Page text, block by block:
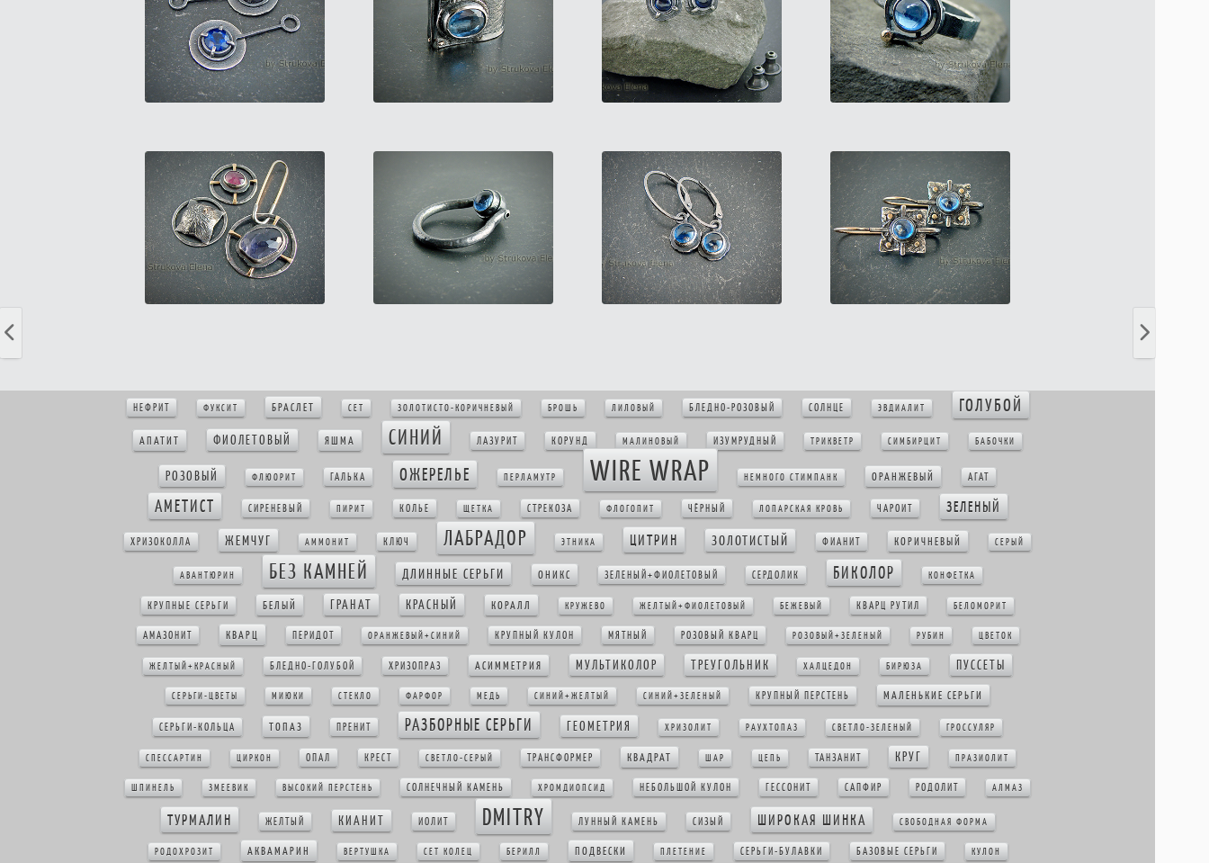
НЕФРИТ ФУКСИТ БРАСЛЕТ СЕТ ЗОЛОТИСТО-КОРИЧНЕВЫЙ БРОШЬ ЛИЛОВЫЙ БЛЕДНО-РОЗОВЫЙ СОЛНЦЕ ЭВДИАЛИТ ГОЛУБОЙ
АПАТИТ ФИОЛЕТОВЫЙ ЯШМА СИНИЙ ЛАЗУРИТ КОРУНД МАЛИНОВЫЙ ИЗУМРУДНЫЙ ТРИКВЕТР СИМБИРЦИТ БАБОЧКИ
РОЗОВЫЙ ФЛЮОРИТ ГАЛЬКА ОЖЕРЕЛЬЕ ПЕРЛАМУТР WIRE WRAP НЕМНОГО СТИМПАНК ОРАНЖЕВЫЙ АГАТ
АМЕТИСТ СИРЕНЕВЫЙ ПИРИТ КОЛЬЕ ЩЕТКА СТРЕКОЗА ФЛОГОПИТ ЧЁРНЫЙ ЛОПАРСКАЯ КРОВЬ ЧАРОИТ ЗЕЛЕНЫЙ
ХРИЗОКОЛЛА ЖЕМЧУГ АММОНИТ КЛЮЧ ЛАБРАДОР ЭТНИКА ЦИТРИН ЗОЛОТИСТЫЙ ФИАНИТ КОРИЧНЕВЫЙ СЕРЫЙ
АВАНТЮРИН БЕЗ КАМНЕЙ ДЛИННЫЕ СЕРЬГИ ОНИКС ЗЕЛЕНЫЙ+ФИОЛЕТОВЫЙ СЕРДОЛИК БИКОЛОР КОНФЕТКА
КРУПНЫЕ СЕРЬГИ БЕЛЫЙ ГРАНАТ КРАСНЫЙ КОРАЛЛ КРУЖЕВО ЖЕЛТЫЙ+ФИОЛЕТОВЫЙ БЕЖЕВЫЙ КВАРЦ РУТИЛ БЕЛОМОРИТ
АМАЗОНИТ КВАРЦ ПЕРИДОТ ОРАНЖЕВЫЙ+СИНИЙ КРУПНЫЙ КУЛОН МЯТНЫЙ РОЗОВЫЙ КВАРЦ РОЗОВЫЙ+ЗЕЛЕНЫЙ РУБИН ЦВЕТОК
ЖЕЛТЫЙ+КРАСНЫЙ БЛЕДНО-ГОЛУБОЙ ХРИЗОПРАЗ АСИММЕТРИЯ МУЛЬТИКОЛОР ТРЕУГОЛЬНИК ХАЛЦЕДОН БИРЮЗА ПУССЕТЫ
СЕРЬГИ-ЦВЕТЫ МИЮКИ СТЕКЛО ФАРФОР МЕДЬ СИНИЙ+ЖЕЛТЫЙ СИНИЙ+ЗЕЛЕНЫЙ КРУПНЫЙ ПЕРСТЕНЬ МАЛЕНЬКИЕ СЕРЬГИ
СЕРЬГИ-КОЛЬЦА ТОПАЗ ПРЕНИТ РАЗБОРНЫЕ СЕРЬГИ ГЕОМЕТРИЯ ХРИЗОЛИТ РАУХТОПАЗ СВЕТЛО-ЗЕЛЕНЫЙ ГРОССУЛЯР
СПЕССАРТИН ЦИРКОН ОПАЛ КРЕСТ СВЕТЛО-СЕРЫЙ ТРАНСФОРМЕР КВАДРАТ ШАР ЦЕПЬ ТАНЗАНИТ КРУГ ПРАЗИОЛИТ
ШПИНЕЛЬ ЗМЕЕВИК ВЫСОКИЙ ПЕРСТЕНЬ СОЛНЕЧНЫЙ КАМЕНЬ ХРОМДИОПСИД НЕБОЛЬШОЙ КУЛОН ГЕССОНИТ САПФИР РОДОЛИТ АЛМАЗ
ТУРМАЛИН ЖЕЛТЫЙ КИАНИТ ИОЛИТ DMITRY ЛУННЫЙ КАМЕНЬ СИЗЫЙ ШИРОКАЯ ШИНКА СВОБОДНАЯ ФОРМА
РОДОХРОЗИТ АКВАМАРИН ВЕРТУШКА СЕТ КОЛЕЦ БЕРИЛЛ ПОДВЕСКИ ПЛЕТЕНИЕ СЕРЬГИ-БУЛАВКИ БАЗОВЫЕ СЕРЬГИ КУЛОН